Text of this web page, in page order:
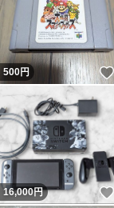
500円
16,000円